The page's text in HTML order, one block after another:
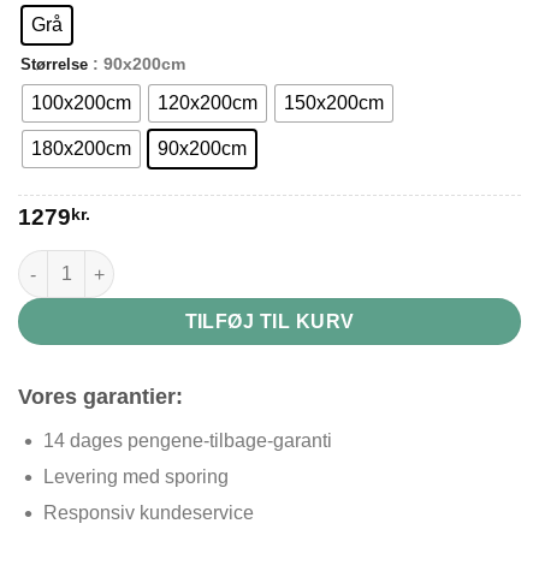
Grå
Størrelse : 90x200cm
100x200cm 120x200cm 150x200cm
180x200cm 90x200cm
1279kr.
Grå læsemadras antal
TILFØJ TIL KURV
Vores garantier:
14 dages pengene-tilbage-garanti
Levering med sporing
Responsiv kundeservice